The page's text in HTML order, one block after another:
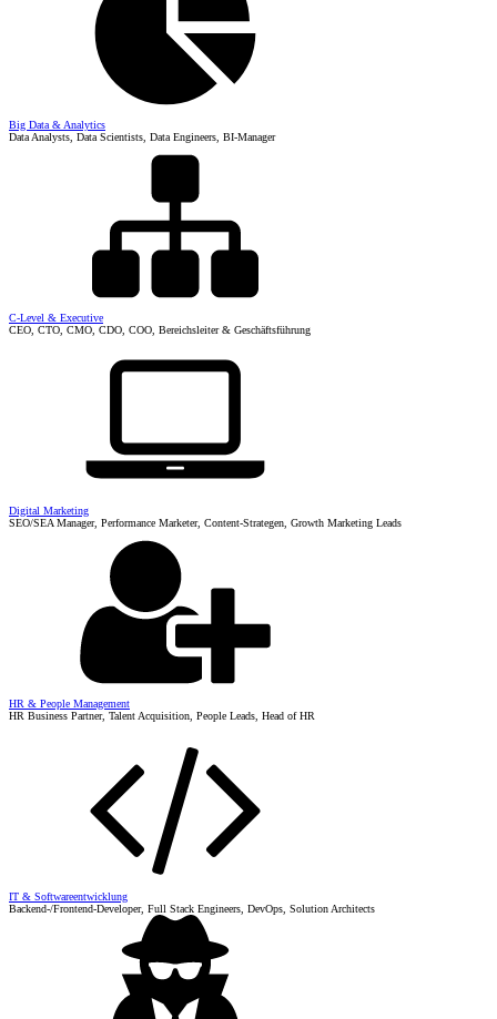
Big Data & Analytics
Data Analysts, Data Scientists, Data Engineers, BI-Manager
C-Level & Executive
CEO, CTO, CMO, CDO, COO, Bereichsleiter & Geschäftsführung
Digital Marketing
SEO/SEA Manager, Performance Marketer, Content-Strategen, Growth Marketing Leads
HR & People Management
HR Business Partner, Talent Acquisition, People Leads, Head of HR
IT & Softwareentwicklung
Backend-/Frontend-Developer, Full Stack Engineers, DevOps, Solution Architects